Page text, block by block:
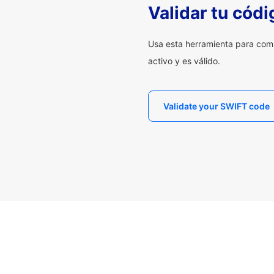
Validar tu
Usa esta herramienta para
activo y es válido.
Validate your SWIFT code